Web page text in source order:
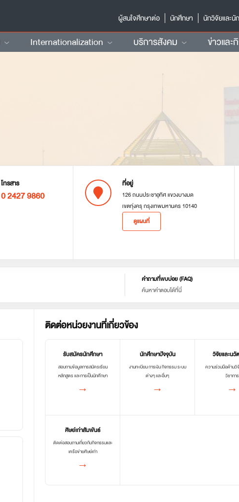
ผู้สนใจศึกษาต่อ
นักศึกษา นักวิจัยและนั
Internationalization บริการสังคม ข่าวและ
โทรสาร
0 2427 9860
ที่อยู่
126 ถนนประชาอุทิศ แขวงบางมด
เขตทุ่งครุ กรุงเทพมหานคร 10140
ดูแผนที่
คำถามที่พบบ่อย (FAQ)
ค้นหาคำตอบได้ที่นี่
ติดต่อหน่วยงานที่เกี่ยวข้อง
รับสมัครนักศึกษา
สอบถามข้อมูลการสมัครเรียน
หลักสูตร และการเป็นนักศึกษา
→
นักศึกษาปัจจุบัน
งานทะเบียน การเงิน กิจกรรม ระบบ
ต่างๆ และอื่นๆ
→
วิจัยและนวั
ความร่วมมือด้านวิ
วิชาการ
→
ศิษย์เก่าสัมพันธ์
ติดต่อสอบถามเกี่ยวกับกิจกรรมและ
เครือข่ายศิษย์เก่า
→